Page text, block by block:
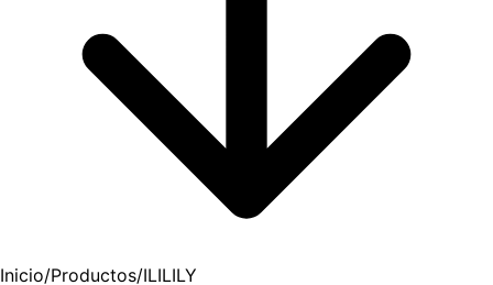
Inicio/Productos/ILILILY